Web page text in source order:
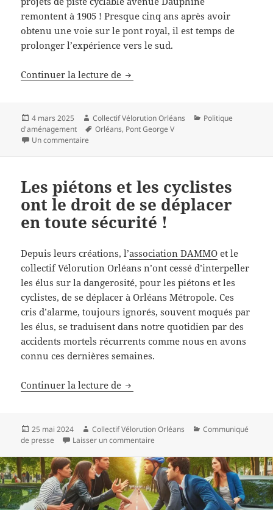
remontent à 1905 ! Presque cinq ans après avoir
obtenu une voie sur le pont royal, il est temps de
prolonger l’expérience vers le sud.
Continuer la lecture de Signez la pétition pour un
Publié
le
4 mars 2025 Auteur
Collectif Vélorution Orléans Catégories
Politique
d'aménagement
Mots-
Orléans, Pont George V
Un commentaire
Les piétons et les cyclistes
ont le droit de se déplacer
en toute sécurité !
Depuis leurs créations, l’association DAMMO et le
collectif Vélorution Orléans n’ont cessé d’interpeller
les élus sur la dangerosité, pour les piétons et les
cyclistes, de se déplacer à Orléans Métropole. Ces
cris d’alarme, toujours ignorés, souvent moqués par
les élus, se traduisent dans notre quotidien par des
accidents mortels récurrents comme nous en avons
connu ces dernières semaines.
Continuer la lecture de Les piétons et les cyclistes ont le
Publié
le
25 mai 2024 Auteur
Collectif Vélorution Orléans Catégories
Communiqué
de presse
Laisser un commentaire